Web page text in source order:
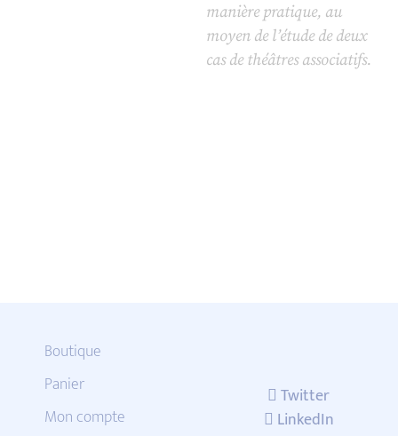
manière pratique, au
moyen de l’étude de deux
cas de théâtres associatifs.
Boutique
Panier
Mon compte
Twitter
LinkedIn